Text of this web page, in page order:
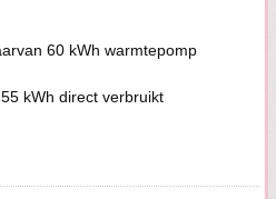
60 kWh warmtepomp
kWh direct verbruikt